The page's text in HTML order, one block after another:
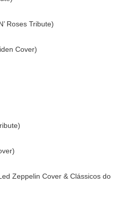
Roses Tribute)
Cover)
Zeppelin Cover & Clássicos do